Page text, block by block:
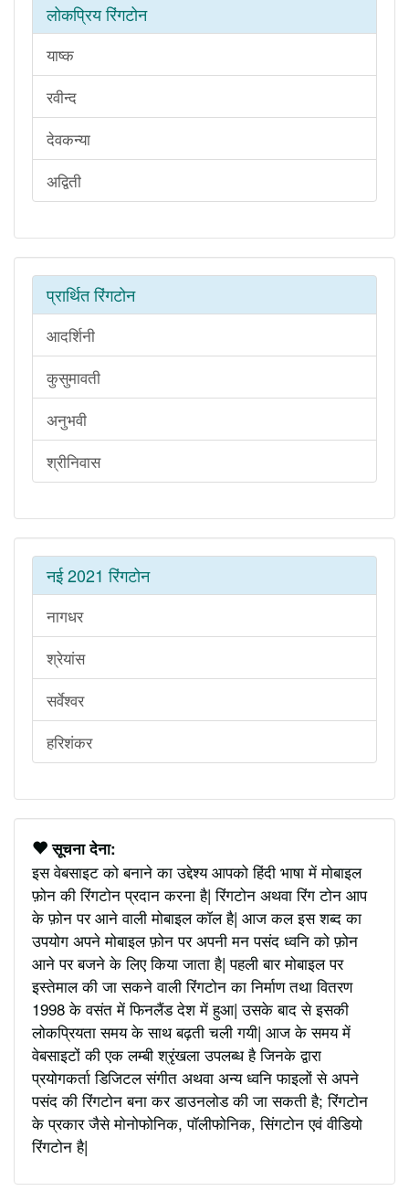
लोकप्रिय रिंगटोन
याष्क
रवीन्द
देवकन्या
अद्विती
प्रार्थित रिंगटोन
आदर्शिनी
कुसुमावती
अनुभवी
श्रीनिवास
नई 2021 रिंगटोन
नागधर
श्रेयांस
सर्वेश्वर
हरिशंकर
सूचना देना:
इस वेबसाइट को बनाने का उद्देश्य आपको हिंदी भाषा में मोबाइल
फ़ोन की रिंगटोन प्रदान करना है| रिंगटोन अथवा रिंग टोन आप
के फ़ोन पर आने वाली मोबाइल कॉल है| आज कल इस शब्द का
उपयोग अपने मोबाइल फ़ोन पर अपनी मन पसंद ध्वनि को फ़ोन
आने पर बजने के लिए किया जाता है| पहली बार मोबाइल पर
इस्तेमाल की जा सकने वाली रिंगटोन का निर्माण तथा वितरण
1998 के वसंत में फिनलैंड देश में हुआ| उसके बाद से इसकी
लोकप्रियता समय के साथ बढ़ती चली गयी| आज के समय में
वेबसाइटों की एक लम्बी श्रृंखला उपलब्ध है जिनके द्वारा
प्रयोगकर्ता डिजिटल संगीत अथवा अन्य ध्वनि फाइलों से अपने
पसंद की रिंगटोन बना कर डाउनलोड की जा सकती है; रिंगटोन
के प्रकार जैसे मोनोफोनिक, पॉलीफोनिक, सिंगटोन एवं वीडियो
रिंगटोन है|